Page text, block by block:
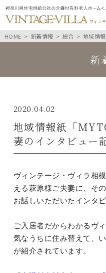
HOME
新着情報 総合 地域情
新
2020.04.02
地域情報紙「
妻のインタビュー
ヴィンテージ・ヴィラ相
える萩原様ご夫妻に、そ
お話しいただいたインタ
ご入居者だからわかるヴ
気なうちに住み替えて、
が紹介されています。